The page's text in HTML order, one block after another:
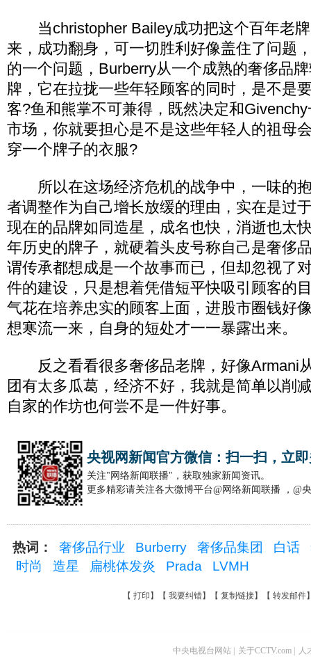
当christopher Bailey成功把这个百年老牌
来，成功翻身，可一切胜利好像盖住了问题
的一个问题，Burberry从一个成熟的奢侈品
牌，它在拉拢一些年轻顾客的同时，是不是
客?鱼和熊掌不可兼得，既然决定和
市场，你就要担心是不是这些年轻人的祖母
穿一个牌子的衣服?
所以在这场经济危机的战争中，一味的
者调整作为自己增长放缓的理由，实在是过
现在的品牌如同造星，成名也快，消逝也太
年历史的牌子，就硬着头皮号称自己是奢侈
谓传承都想成是一个故事而已，但却忽视了
件的建设，只是想着凭借短平快吸引顾客的
气花在培养忠实的顾客上面，进股市圈钱好
想寒流一来，自身的短处才一一暴露出来。
反之看看很多奢侈品老牌，好像Armani
团有太多瓜葛，经济不好，我就是简单以削
自家的作坊也何尝不是一件好事。
央视网新闻官方微信：扫一扫，立
关注"网络新闻联播"，获取独家新闻资讯。
更多精彩请关注各大微博平台@网络新闻联播 ，@
热词： 奢侈品行业 Burberry 奢侈品集团 白话
时尚
造星 扁桃体发炎 Prada LVMH
【 打印 】【 我要纠错】【 复制链接】【 转发邮件
中央电视台网站 关于CCTV.com 人